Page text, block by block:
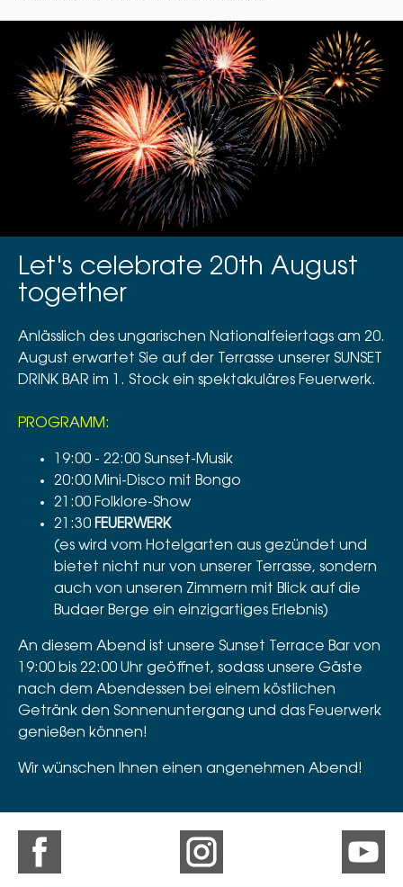
Let's celebrate 20th August
together
Anlässlich des ungarischen Nationalfeiertags am 20.
August erwartet Sie auf der Terrasse unserer SUNSET
DRINK BAR im 1. Stock ein spektakuläres Feuerwerk.
PROGRAMM:
19:00 - 22:00 Sunset-Musik
20:00 Mini-Disco mit Bongo
21:00 Folklore-Show
21:30 FEUERWERK
(es wird vom Hotelgarten aus gezündet und
bietet nicht nur von unserer Terrasse, sondern
auch von unseren Zimmern mit Blick auf die
Budaer Berge ein einzigartiges Erlebnis)
An diesem Abend ist unsere Sunset Terrace Bar von
19:00 bis 22:00 Uhr geöffnet, sodass unsere Gäste
nach dem Abendessen bei einem köstlichen
Getränk den Sonnenuntergang und das Feuerwerk
genießen können!
Wir wünschen Ihnen einen angenehmen Abend!